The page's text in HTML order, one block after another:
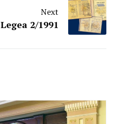
Next
Legea 2/1991